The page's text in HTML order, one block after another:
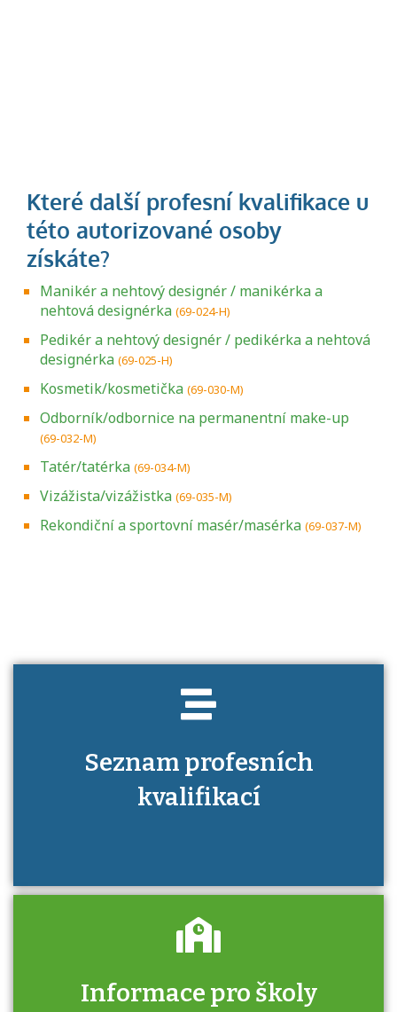
Manikér a nehtový designér / manikérka a
nehtová designérka (69-024-H)
Pedikér a nehtový designér / pedikérka a nehtová
designérka (69-025-H)
Kosmetik/kosmetička (69-030-M)
Odborník/odbornice na permanentní make-up
(69-032-M)
Tatér/tatérka (69-034-M)
Vizážista/vizážistka (69-035-M)
Rekondiční a sportovní masér/masérka (69-037-M)
Seznam profesních
kvalifikací
Projděte si seznam profesních kvalifikací.
Informace pro školy
Zjistěte, jak se přihlásit ke zkoušce a kde